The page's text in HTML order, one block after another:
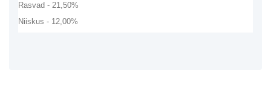
Rasvad - 21,50%
Niiskus - 12,00%